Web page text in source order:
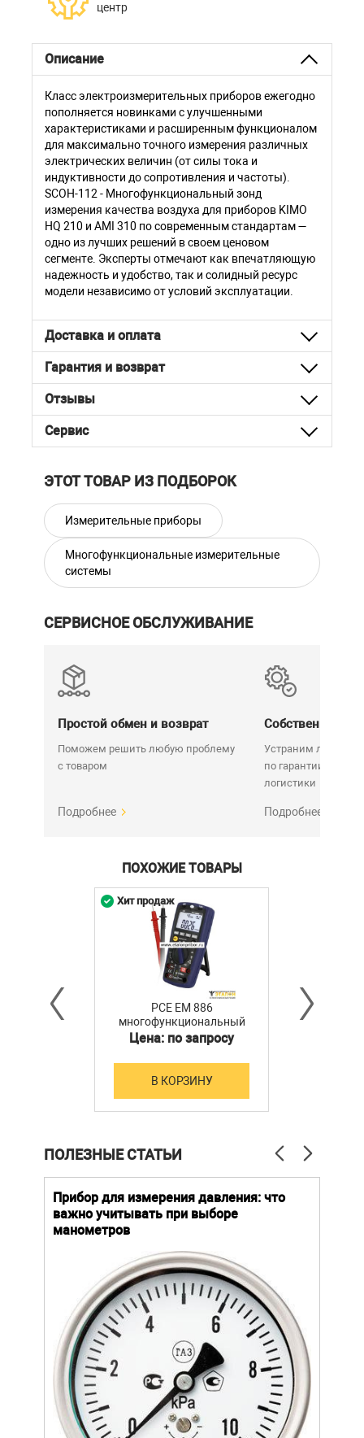
центр
Описание
Класс электроизмерительных приборов ежегодно
пополняется новинками с улучшенными
характеристиками и расширенным функционалом
для максимально точного измерения различных
электрических величин (от силы тока и
индуктивности до сопротивления и частоты).
SCOH-112 - Многофункциональный зонд
измерения качества воздуха для приборов KIMO
HQ 210 и AMI 310 по современным стандартам —
одно из лучших решений в своем ценовом
сегменте. Эксперты отмечают как впечатляющую
надежность и удобство, так и солидный ресурс
модели независимо от условий эксплуатации.
Доставка и оплата
Гарантия и возврат
Отзывы
Сервис
ЭТОТ ТОВАР ИЗ ПОДБОРОК
Измерительные приборы
Многофункциональные измерительные
системы
СЕРВИСНОЕ ОБСЛУЖИВАНИЕ
Простой обмен и возврат
Поможем решить любую проблему
с товаром
Подробнее
Собственный
Устраним любую
по гарантии. Срок
логистики
Подробнее
ПОХОЖИЕ ТОВАРЫ
PCE EM 886
многофункциональный
измерительный прибор
Цена: по запросу
В КОРЗИНУ
Хит продаж
ПОЛЕЗНЫЕ СТАТЬИ
Прибор для измерения давления: что
важно учитывать при выборе
манометров